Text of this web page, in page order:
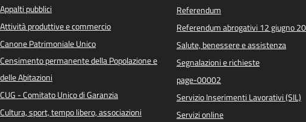
Appalti pubblici
Attività produttive e commercio
Canone Patrimoniale Unico
Censimento permanente della Popolazione e
delle Abitazioni
CUG - Comitato Unico di Garanzia
Cultura, sport, tempo libero, associazioni
Referendum
Referendum abrogativi 12 giugno
Salute, benessere e assistenza
Segnalazioni e richieste
page-00002
Servizio Inserimenti Lavorativi (SIL)
Servizi online